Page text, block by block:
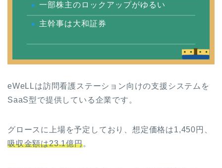
一部株主のロックアップがゆるい
主幹事は大和証券
eWeLLは訪問看護ステーション向けの支援システムを
SaaS型で提供している企業です。
グロースに上場を予定しており、想定価格は1,450円、
吸収金額は23.1億円。